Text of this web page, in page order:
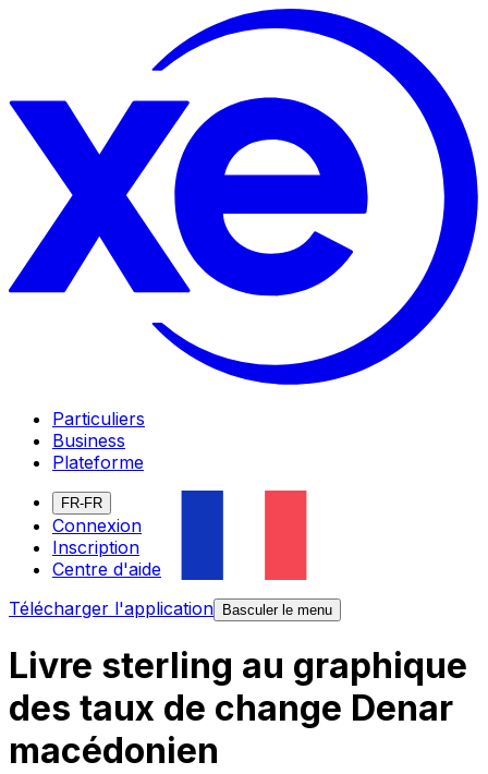
Particuliers
Business
Plateforme
FR-FR
Connexion
Inscription
Centre d'aide
Télécharger l'application
Basculer le menu
Livre sterling au graphique
des taux de change Denar
macédonien